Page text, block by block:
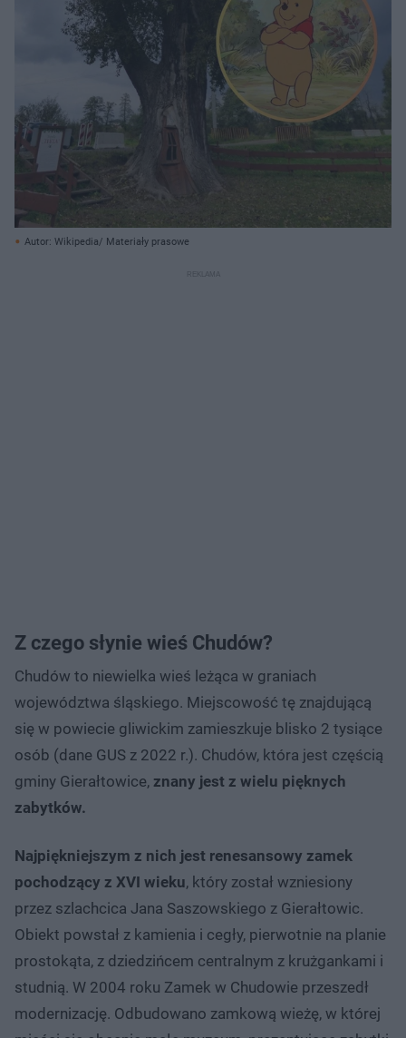
Autor: Wikipedia/ Materiały prasowe
Z czego słynie wieś Chudów?
Chudów to niewielka wieś leżąca w graniach
województwa śląskiego. Miejscowość tę znajdującą
się w powiecie gliwickim zamieszkuje blisko 2 tysiące
osób (dane GUS z 2022 r.). Chudów, która jest częścią
gminy Gierałtowice, znany jest z wielu pięknych
zabytków.
Najpiękniejszym z nich jest renesansowy zamek
pochodzący z XVI wieku, który został wzniesiony
przez szlachcica Jana Saszowskiego z Gierałtowic.
Obiekt powstał z kamienia i cegły, pierwotnie na planie
prostokąta, z dziedzińcem centralnym z krużgankami i
studnią. W 2004 roku Zamek w Chudowie przeszedł
modernizację. Odbudowano zamkową wieżę, w której